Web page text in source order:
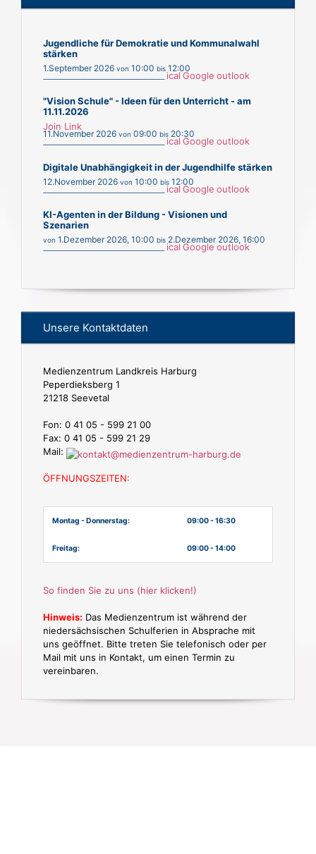
Jugendliche für Demokratie und Kommunalwahl
stärken
1.September 2026 von 10:00 bis 12:00
___________________________________________ ical Google outlook
"Vision Schule" - Ideen für den Unterricht - am
11.11.2026
Join Link
11.November 2026 von 09:00 bis 20:30
ical Google outlook
Digitale Unabhängigkeit in der Jugendhilfe stärken
12.November 2026 von 10:00 bis 12:00
ical Google outlook
KI-Agenten in der Bildung - Visionen und
Szenarien
von 1.Dezember 2026, 10:00 bis 2.Dezember 2026, 16:00
ical Google outlook
Unsere Kontaktdaten
Medienzentrum Landkreis Harburg
Peperdieksberg 1
21218 Seevetal
Fon: 0 41 05 - 599 21 00
Fax: 0 41 05 - 599 21 29
Mail:
ÖFFNUNGSZEITEN:
Montag - Donnerstag: 09:00 - 16:30
Freitag: 09:00 - 14:00
So finden Sie zu uns (hier klicken!)
Hinweis: Das Medienzentrum ist während der
niedersächsischen Schulferien in Absprache mit
uns geöffnet. Bitte treten Sie telefonisch oder per
Mail mit uns in Kontakt, um einen Termin zu
vereinbaren.